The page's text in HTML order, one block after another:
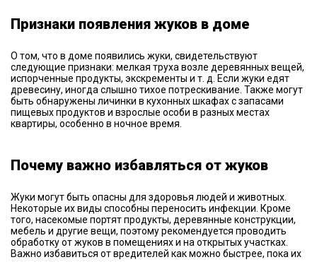
Признаки появления жуков в доме
О том, что в доме появились жуки, свидетельствуют
следующие признаки: мелкая труха возле деревянных вещей,
испорченные продукты, экскременты и т. д. Если жуки едят
древесину, иногда слышно тихое потрескивание. Также могут
быть обнаружены личинки в кухонных шкафах с запасами
пищевых продуктов и взрослые особи в разных местах
квартиры, особенно в ночное время.
Почему важно избавляться от жуков
Жуки могут быть опасны для здоровья людей и животных.
Некоторые их виды способны переносить инфекции. Кроме
того, насекомые портят продукты, деревянные конструкции,
мебель и другие вещи, поэтому рекомендуется проводить
обработку от жуков в помещениях и на открытых участках.
Важно избавиться от вредителей как можно быстрее, пока их